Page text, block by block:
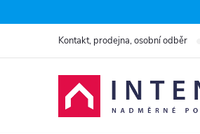
na
Kontakt, prodejna, osobní odběr